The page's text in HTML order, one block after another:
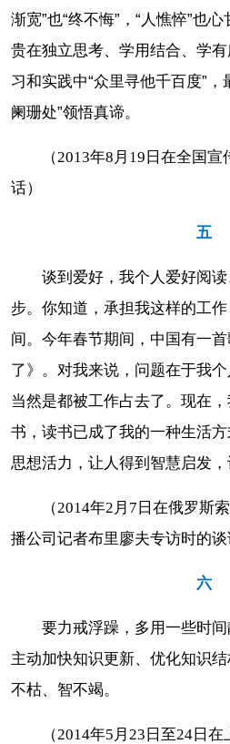
渐宽”也“终不悔”，“人憔悴”也
贵在独立思考、学用结合、学
习和实践中“众里寻他千百度”，
阑珊处”领悟真谛。
（2013年8月19日在全国
话）
五
谈到爱好，我个人爱好阅
步。你知道，承担我这样的工
间。今年春节期间，中国有一
了》。对我来说，问题在于我
当然是都被工作占去了。现在
书，读书已成了我的一种生活
思想活力，让人得到智慧启发，
（2014年2月7日在俄罗斯
播公司记者布里廖夫专访时的谈
六
要力戒浮躁，多用一些时
主动加快知识更新、优化知识
不枯、智不竭。
（2014年5月23日至24日在